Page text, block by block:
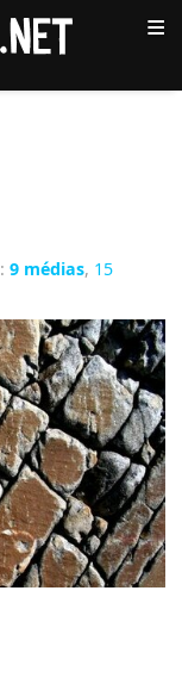
≡
:9 médias, 15